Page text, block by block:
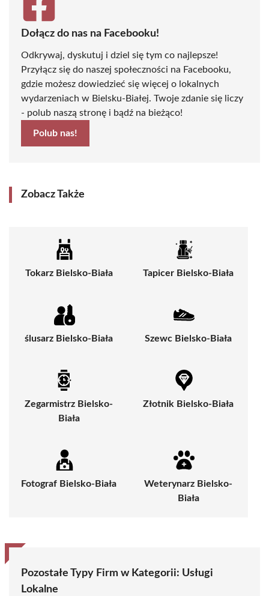
Dołącz do nas na Facebooku!
Odkrywaj, dyskutuj i dziel się tym co najlepsze!
Przyłącz się do naszej społeczności na Facebooku,
gdzie możesz dowiedzieć się więcej o lokalnych
wydarzeniach w Bielsku-Białej. Twoje zdanie się liczy
- polub naszą stronę i bądź na bieżąco!
Polub nas!
Zobacz Także
Tokarz Bielsko-Biała Tapicer Bielsko-Biała
ślusarz Bielsko-Biała Szewc Bielsko-Biała
Zegarmistrz Bielsko-
Biała
Złotnik Bielsko-Biała
Fotograf Bielsko-Biała
Weterynarz Bielsko-
Biała
Pozostałe Typy Firm w Kategorii: Usługi
Lokalne